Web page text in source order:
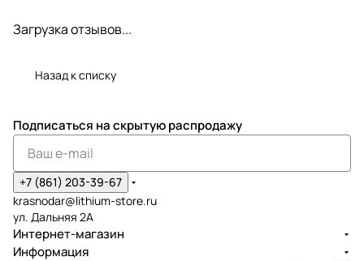
Загрузка отзывов...
Назад к списку
Подписаться на скрытую распродажу
+7 (861) 203-39-67
krasnodar@lithium-store.ru
ул. Дальняя 2А
Интернет-магазин
Информация